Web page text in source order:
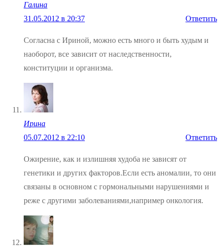
Галина
31.05.2012 в 20:37
Ответить
Согласна с Ириной, можно есть много и быть худым и
наоборот, все зависит от наследственности,
конституции и организма.
Ирина
05.07.2012 в 22:10
Ответить
Ожирение, как и излишняя худоба не зависят от
генетики и других факторов.Если есть аномалии, то они
связаны в основном с гормональными нарушениями и
реже с другими заболеваниями,например онкология.